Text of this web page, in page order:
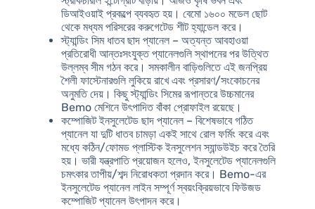
ডিআইওয়াই প্রকল্পে ব্যবহৃত হয়। বেমো ১৬০০ মডেল ছোট
থেকে মধ্যম পরিসরের করুগেটেড শীট হ্যান্ডেল করে।
স্ট্যান্ডিং সিম ধাতব ছাদ প্যানেল– অত্যন্ত আবহাওয়া
প্রতিরোধী আন্তঃসংযুক্ত প্যানেলগুলি স্থাপনের পর উত্থিত
উল্লম্ব সীম গঠন করে। সমকালীন বাড়িগুলিতে এই জনপ্রিয়
শৈলী ফাস্টেনারগুলি লুকিয়ে রাখে এবং প্রসারণ/সংকোচনের
অনুমতি দেয়। কিছু স্ট্যান্ডিং সিমের রূপান্তরে উচ্চমানের
Bemo মেশিনে উৎপাদিত বাঁকা প্রোফাইল রয়েছে।
কম্পোজিট ইনসুলেটেড ছাদ প্যানেল– বিশেষভাবে গঠিত
প্যানেল যা দুটি ধাতব চামড়া একই সাথে রোল ফর্মিং করে এবং
মধ্যে কঠিন/ফোমড প্লাস্টিক ইনসুলেশন স্যান্ডউইচ করে তৈরি
হয়। ভারী যন্ত্রপাতি প্রয়োজন হলেও, ইনসুলেটেড প্যানেলগুলি
চমৎকার তাপীয়/শব্দ নিরোধকতা প্রদান করে। Bemo-এর
ইনসুলেটেড প্যানেল লাইন সম্পূর্ণ স্বয়ংক্রিয়ভাবে ফিউজড
কম্পোজিট প্যানেল উৎপাদন করে।